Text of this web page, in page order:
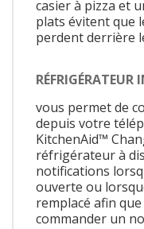
casier à pizza et
plats évitent que
perdent derrière
RÉFRIGÉRATEUR
vous permet de
depuis votre
KitchenAid™
réfrigérateur à
notifications
ouverte ou
remplacé afin
commander un